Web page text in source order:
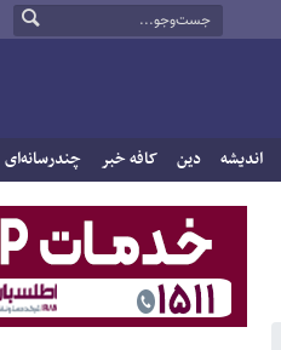
اندیشه دین کافه خبر چندرسانه‌ای